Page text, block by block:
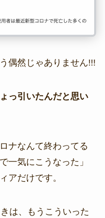
偶然じゃありません!!!
っ引いたんだと思い
ナなんて終わってる
一気にこうなった」
アだけです。
は、もうこういった